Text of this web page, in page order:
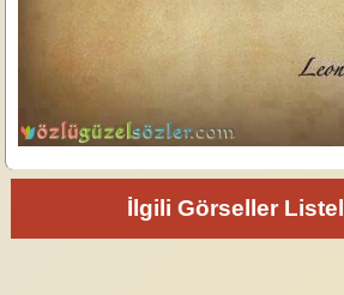
İlgili Görseller